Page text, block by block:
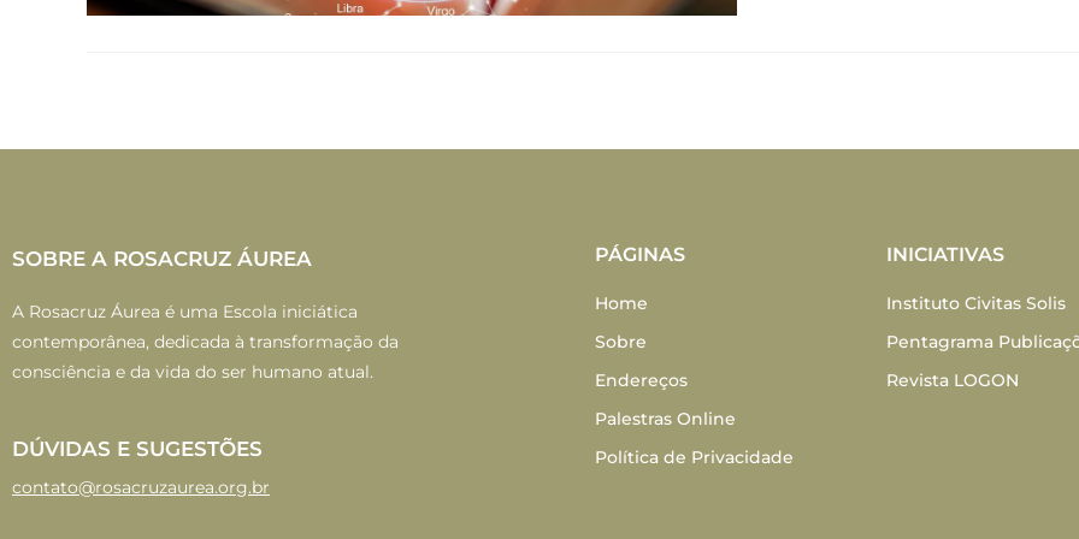
SOBRE A ROSACRUZ ÁUREA
A Rosacruz Áurea é uma Escola iniciática
contemporânea, dedicada à transformação da
consciência e da vida do ser humano atual.
DÚVIDAS E SUGESTÕES
contato@rosacruzaurea.org.br
PÁGINAS
Home
Sobre
Endereços
Palestras Online
Política de Privacidade
INICIATIVAS
Instituto Civitas Solis
Pentagrama
Revista LOGON